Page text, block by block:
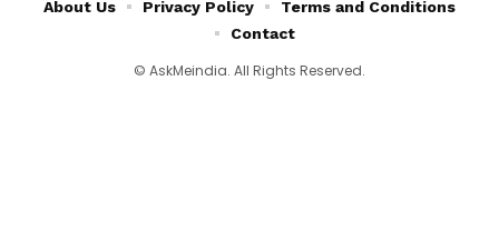
© AskMeindia. All Rights Reserved.
About Us Privacy Policy
Terms and Conditions
Contact